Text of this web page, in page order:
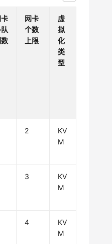
网卡
个数
上限
虚
拟
化
类
型
2
KV
M
3
KV
M
4
KV
M